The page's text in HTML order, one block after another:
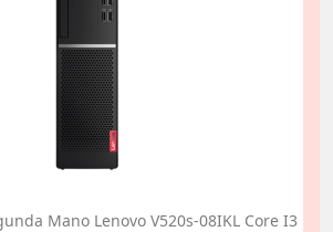
Mano Lenovo V520s-08IKL Core I3